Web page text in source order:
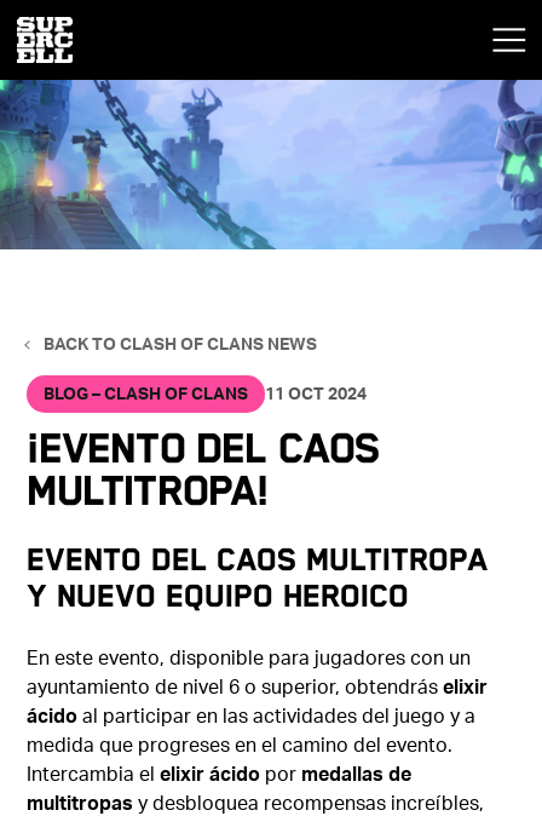
BACK TO CLASH OF CLANS NEWS
BLOG – CLASH OF CLANS 11 OCT 2024
¡Evento del caos
multitropa!
Evento del caos multitropa
y nuevo equipo heroico
En este evento, disponible para jugadores con un
ayuntamiento de nivel 6 o superior, obtendráselixir
ácidoal participar en las actividades del juego y a
medida que progreses en el camino del evento.
Intercambia elelixir ácido por medallas de
multitropas y desbloquea recompensas increíbles,